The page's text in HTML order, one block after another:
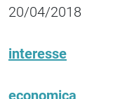
20/04/2018
interesse
economica